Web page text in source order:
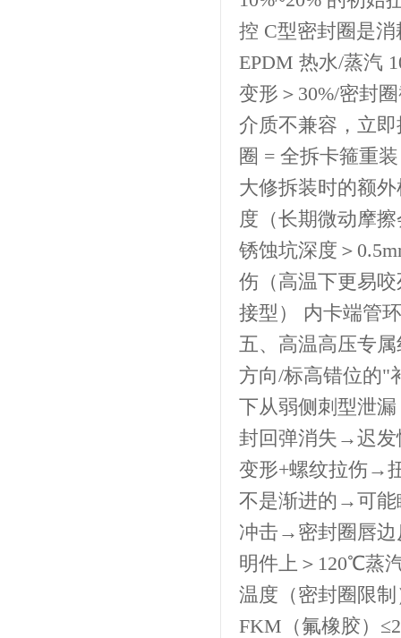
控 C型密封圈是
EPDM 热水/蒸汽
变形＞30%/密封
介质不兼容，立
圈 = 全拆卡箍重
大修拆装时的额
度（长期微动摩
锈蚀坑深度＞
伤（高温下更易
接型） 内卡端管
五、高温高压专
方向/标高错位的
下从弱侧刺型泄
封回弹消失→迟发
变形+螺纹拉伤→
不是渐进的→可能
冲击→密封圈唇边
明件上＞120℃蒸
温度（密封圈限
FKM（氟橡胶）